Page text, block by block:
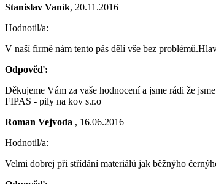
Stanislav Vaník, 20.11.2016
Hodnotil/a:
V naší firmě nám tento pás dělí vše bez
Odpověď:
Děkujeme Vám za vaše hodnocení a jsme rádi že
FIPAS - pily na kov s.r.o
Roman Vejvoda , 16.06.2016
Hodnotil/a:
Velmi dobrej při střídání materiálů jak běžnýho